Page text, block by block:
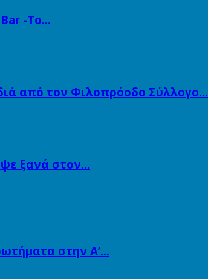
-Το…
από τον Φιλοπρόοδο Σύλλογο…
ξανά στον…
στην Α’…